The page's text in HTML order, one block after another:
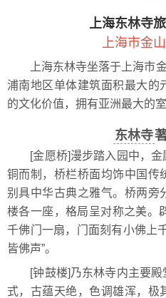
上海东林寺
上海市金
上海东林寺坐落于上海市金
浦南地区单体建筑面积最大的
的文化价值，拥有亚洲最大的室
东林寺
[金愿桥]漫步踏入园中，金
铜而制，桥栏桥面均饰中国传
别具中华古典之雅气。桥两旁
楼各一座，格局呈对称之美。
千佛门一扇，门面刻有小佛上
皆佛声”。
[钟鼓楼]乃东林寺内主要殿
式，古蕴天绝，色调雄浑，极